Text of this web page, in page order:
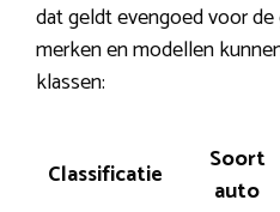
dat geldt evengoed voor
merken en modellen
klassen:
Classificatie
Soort
auto